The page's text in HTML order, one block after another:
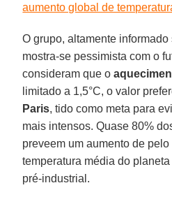
aumento global de
O grupo, altamente informado
mostra-se pessimista com o
consideram que o
limitado a 1,5°C, o valor
Paris, tido como meta para
mais intensos. Quase 80%
preveem um aumento de pelo
temperatura média do
pré-industrial.